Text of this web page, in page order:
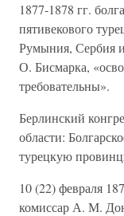
1877-1878 гг.
пятивекового
Румыния, Сербия
О. Бисмарка,
требовательны».
Берлинский
области:
турецкую
10 (22) февраля
комиссар А. М.